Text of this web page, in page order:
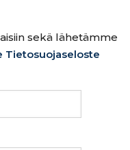
sekä lähetämme
Tietosuojaseloste